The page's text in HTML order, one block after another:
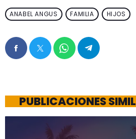
ANABEL ANGUS FAMILIA HIJOS
PUBLICACIONES